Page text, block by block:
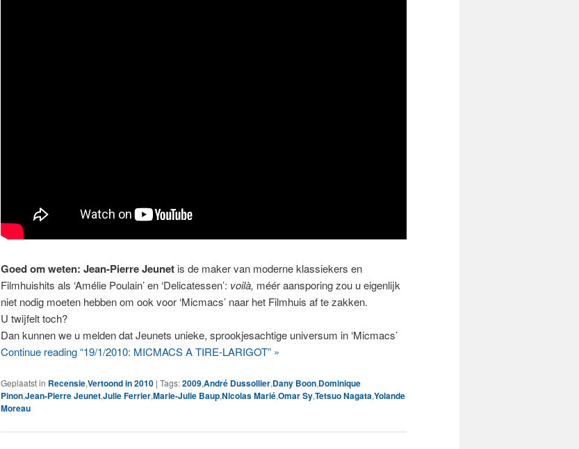
Goed om weten: Jean-Pierre Jeunet is de maker van moderne klassiekers en
Filmhuishits als ‘Amélie Poulain’ en ‘Delicatessen’: voilà, méér aansporing zou u eigenlijk
niet nodig moeten hebben om ook voor ‘Micmacs’ naar het Filmhuis af te zakken.
U twijfelt toch?
Dan kunnen we u melden dat Jeunets unieke, sprookjesachtige universum in ‘Micmacs’
Continue reading “19/1/2010: MICMACS A TIRE-LARIGOT” »
Geplaatst in Recensie,Vertoond in 2010 | Tags:2009,André Dussollier,Dany Boon,Dominique
Pinon,Jean-Pierre Jeunet,Julie Ferrier,Marie-Julie Baup,Nicolas Marié,Omar Sy,Tetsuo Nagata,Yolande
Moreau